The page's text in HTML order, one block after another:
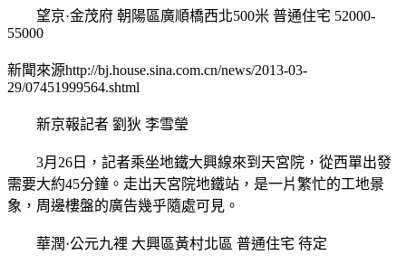
望京·金茂府 朝陽區廣順橋西北500米 普通住宅 52000-
55000
新聞來源http://bj.house.sina.com.cn/news/2013-03-
29/07451999564.shtml
新京報記者 劉狄 李雪瑩
3月26日，記者乘坐地鐵大興線來到天宮院，從西單出發
需要大約45分鐘。走出天宮院地鐵站，是一片繁忙的工地景
象，周邊樓盤的廣告幾乎隨處可見。
華潤·公元九裡 大興區黃村北區 普通住宅 待定